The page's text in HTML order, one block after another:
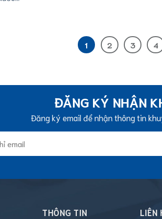
1 2 3 4
ĐĂNG KÝ NHẬN
Đăng ký email để nhận thông tin
THÔNG TIN LIÊN